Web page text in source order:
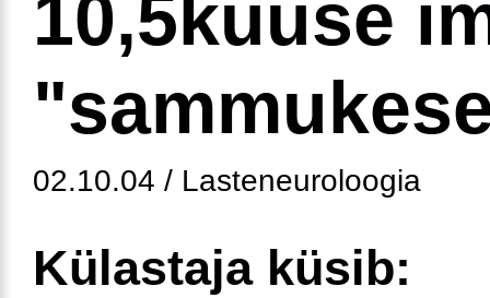
10,5kuuse
02.10.04 / Lasteneuroloogia
Külastaja küsib: